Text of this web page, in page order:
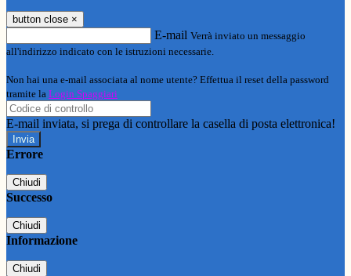
button close ×
E-mail Verrà inviato un messaggio
all'indirizzo indicato con le istruzioni necessarie.
Non hai una e-mail associata al nome utente? Effettua il reset della password
tramite la Login Spaggiari
E-mail inviata, si prega di controllare la casella di posta elettronica!
Errore
Chiudi
Successo
Chiudi
Informazione
Chiudi